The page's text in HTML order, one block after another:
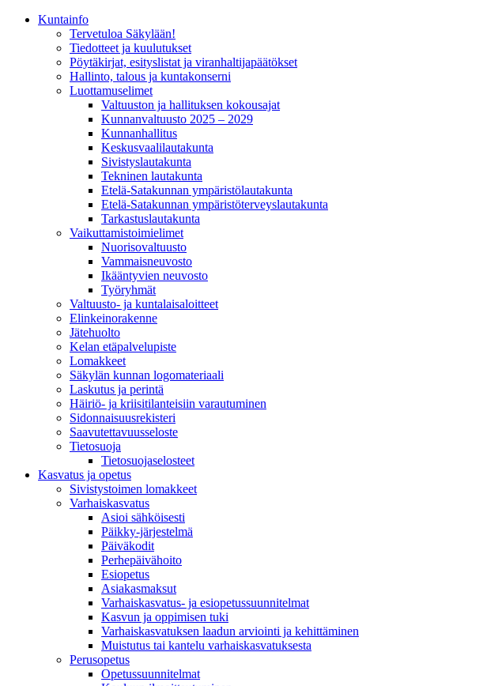
Kunta­info
Tervetuloa Säkylään!
Tiedotteet ja kuulutukset
Pöytäkirjat, esityslistat ja viranhaltijapäätökset
Hallinto, talous ja kuntakonserni
Luottamuselimet
Valtuuston ja hallituksen kokousajat
Kunnanvaltuusto 2025 – 2029
Kunnanhallitus
Keskusvaalilautakunta
Sivistyslautakunta
Tekninen lautakunta
Etelä-Satakunnan ympäristölautakunta
Etelä-Satakunnan ympäristöterveyslautakunta
Tarkastuslautakunta
Vaikuttamistoimielimet
Nuorisovaltuusto
Vammaisneuvosto
Ikääntyvien neuvosto
Työryhmät
Valtuusto- ja kuntalaisaloitteet
Elinkeinorakenne
Jätehuolto
Kelan etäpalvelupiste
Lomakkeet
Säkylän kunnan logomateriaali
Laskutus ja perintä
Häiriö- ja kriisitilanteisiin varautuminen
Sidonnaisuusrekisteri
Saavutettavuusseloste
Tietosuoja
Tietosuojaselosteet
Kasvatus ja opetus
Sivistystoimen lomakkeet
Varhaiskasvatus
Asioi sähköisesti
Päikky-järjestelmä
Päiväkodit
Perhepäivähoito
Esiopetus
Asiakasmaksut
Varhaiskasvatus- ja esiopetussuunnitelmat
Kasvun ja oppimisen tuki
Varhaiskasvatuksen laadun arviointi ja kehittäminen
Muistutus tai kantelu varhaiskasvatuksesta
Perusopetus
Opetussuunnitelmat